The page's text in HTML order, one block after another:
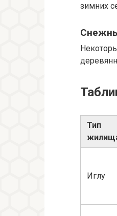
зимних
Тип
Иглу